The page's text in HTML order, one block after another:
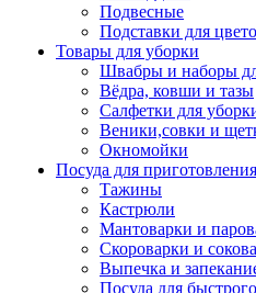
Подвесные
Подставки для
Товары для уборки
Швабры и наборы
Вёдра, ковши и тазы
Салфетки для
Веники,совки и
Окномойки
Посуда для приготовления
Тажины
Кастрюли
Мантоварки и
Скороварки и
Выпечка и
Посуда для